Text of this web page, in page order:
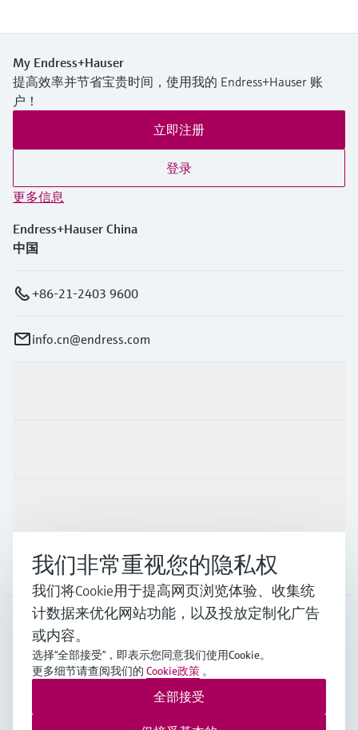
My Endress+Hauser
提高效率并节省宝贵时间，使用我的 Endress+Hauser 账
户！
立即注册
登录
更多信息
Endress+Hauser China
中国
+86-21-2403 9600
info.cn@endress.com
公司
CHN
Endress+Hauser Group Services AG ©版权所有
数据保护 通用条款与条件规范及营业执照
我们非常重视您的隐私权
我们将Cookie用于提高网页浏览体验、收集统
计数据来优化网站功能，以及投放定制化广告
或内容。
选择“全部接受”，即表示您同意我们使用Cookie。
更多细节请查阅我们的 Cookie政策 。
全部接受